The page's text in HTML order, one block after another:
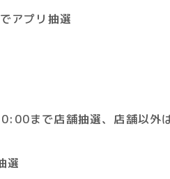
プリ抽選
まで店舗抽選、店舗以外
選